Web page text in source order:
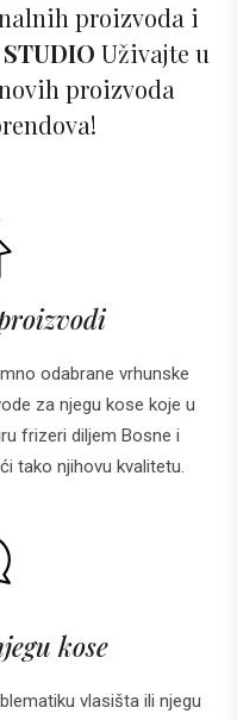
proizvoda i
Uživajte u
proizvoda
odabrane vrhunske
za njegu kose koje u
frizeri diljem Bosne i
tako njihovu kvalitetu.
kose
vlasišta ili njegu